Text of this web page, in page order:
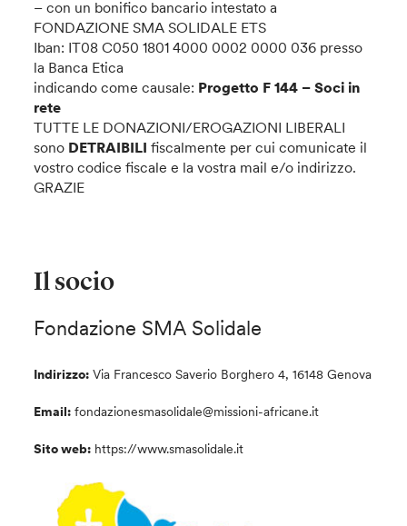
– con un bonifico bancario intestato a
FONDAZIONE SMA SOLIDALE ETS
Iban: IT08 C050 1801 4000 0002 0000 036 presso
la Banca Etica
indicando come causale: Progetto F 144 – Soci in
rete
TUTTE LE DONAZIONI/EROGAZIONI LIBERALI
sono DETRAIBILIfiscalmente per cui comunicate il
vostro codice fiscale e la vostra mail e/o indirizzo.
GRAZIE
Il socio
Fondazione SMA Solidale
Indirizzo: Via Francesco Saverio Borghero 4, 16148 Genova
Email: fondazionesmasolidale@missioni-africane.it
Sito web: https://www.smasolidale.it